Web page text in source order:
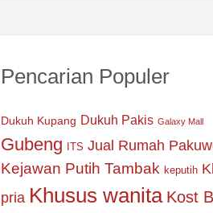
Pencarian Populer
Dukuh Kupang Dukuh Pakis Galaxy Mall
Gubeng ITS Jual Rumah
Kejawan Putih Tambak keputih
pria Khusus wanita Kost